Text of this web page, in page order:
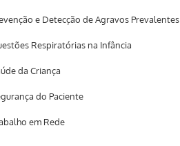
e Detecção de Agravos Prevalentes
Respiratórias na Infância
da Criança
do Paciente
em Rede